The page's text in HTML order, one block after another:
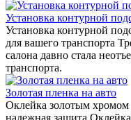
Установка контурной
Установка контурной
для вашего транспорта
салона давно стала
транспорта.
Золотая пленка на авто
Оклейка золотым хромом